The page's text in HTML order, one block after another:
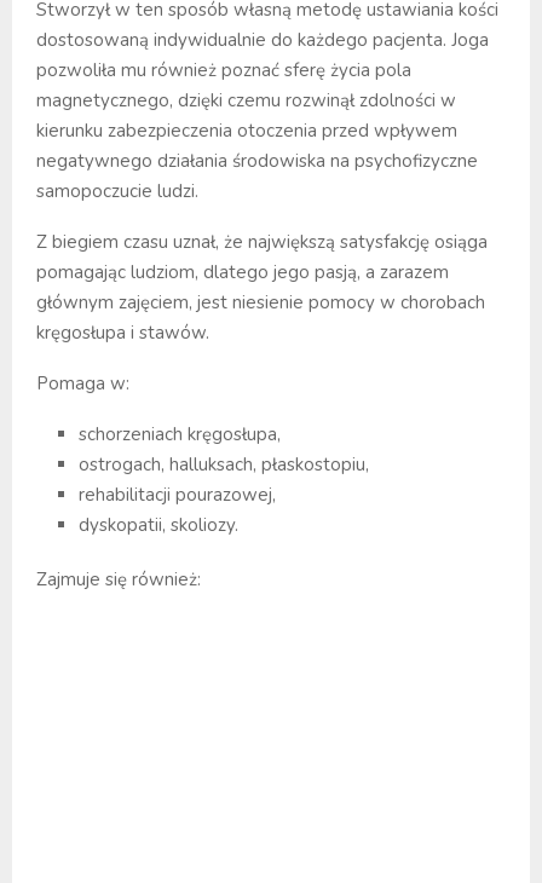
Stworzył w ten sposób własną metodę ustawiania kości
dostosowaną indywidualnie do każdego pacjenta. Joga
pozwoliła mu również poznać sferę życia pola
magnetycznego, dzięki czemu rozwinął zdolności w
kierunku zabezpieczenia otoczenia przed wpływem
negatywnego działania środowiska na psychofizyczne
samopoczucie ludzi.
Z biegiem czasu uznał, że największą satysfakcję osiąga
pomagając ludziom, dlatego jego pasją, a zarazem
głównym zajęciem, jest niesienie pomocy w chorobach
kręgosłupa i stawów.
Pomaga w:
schorzeniach kręgosłupa,
ostrogach, halluksach, płaskostopiu,
rehabilitacji pourazowej,
dyskopatii, skoliozy.
Zajmuje się również: